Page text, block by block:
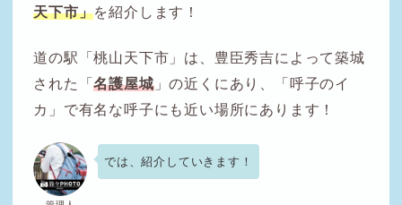
天下市」を紹介します！
道の駅「桃山天下市」は、豊臣秀吉によって築城
された「名護屋城」の近くにあり、「呼子のイ
カ」で有名な呼子にも近い場所にあります！
では、紹介していきます！